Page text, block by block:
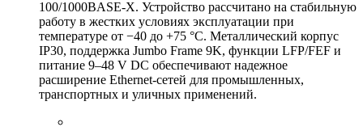
100/1000BASE-X. Устройство рассчитано на стабильную
работу в жестких условиях эксплуатации при
температуре от −40 до +75 °C. Металлический корпус
IP30, поддержка Jumbo Frame 9K, функции LFP/FEF и
питание 9–48 V DC обеспечивают надежное
расширение Ethernet-сетей для промышленных,
транспортных и уличных применений.